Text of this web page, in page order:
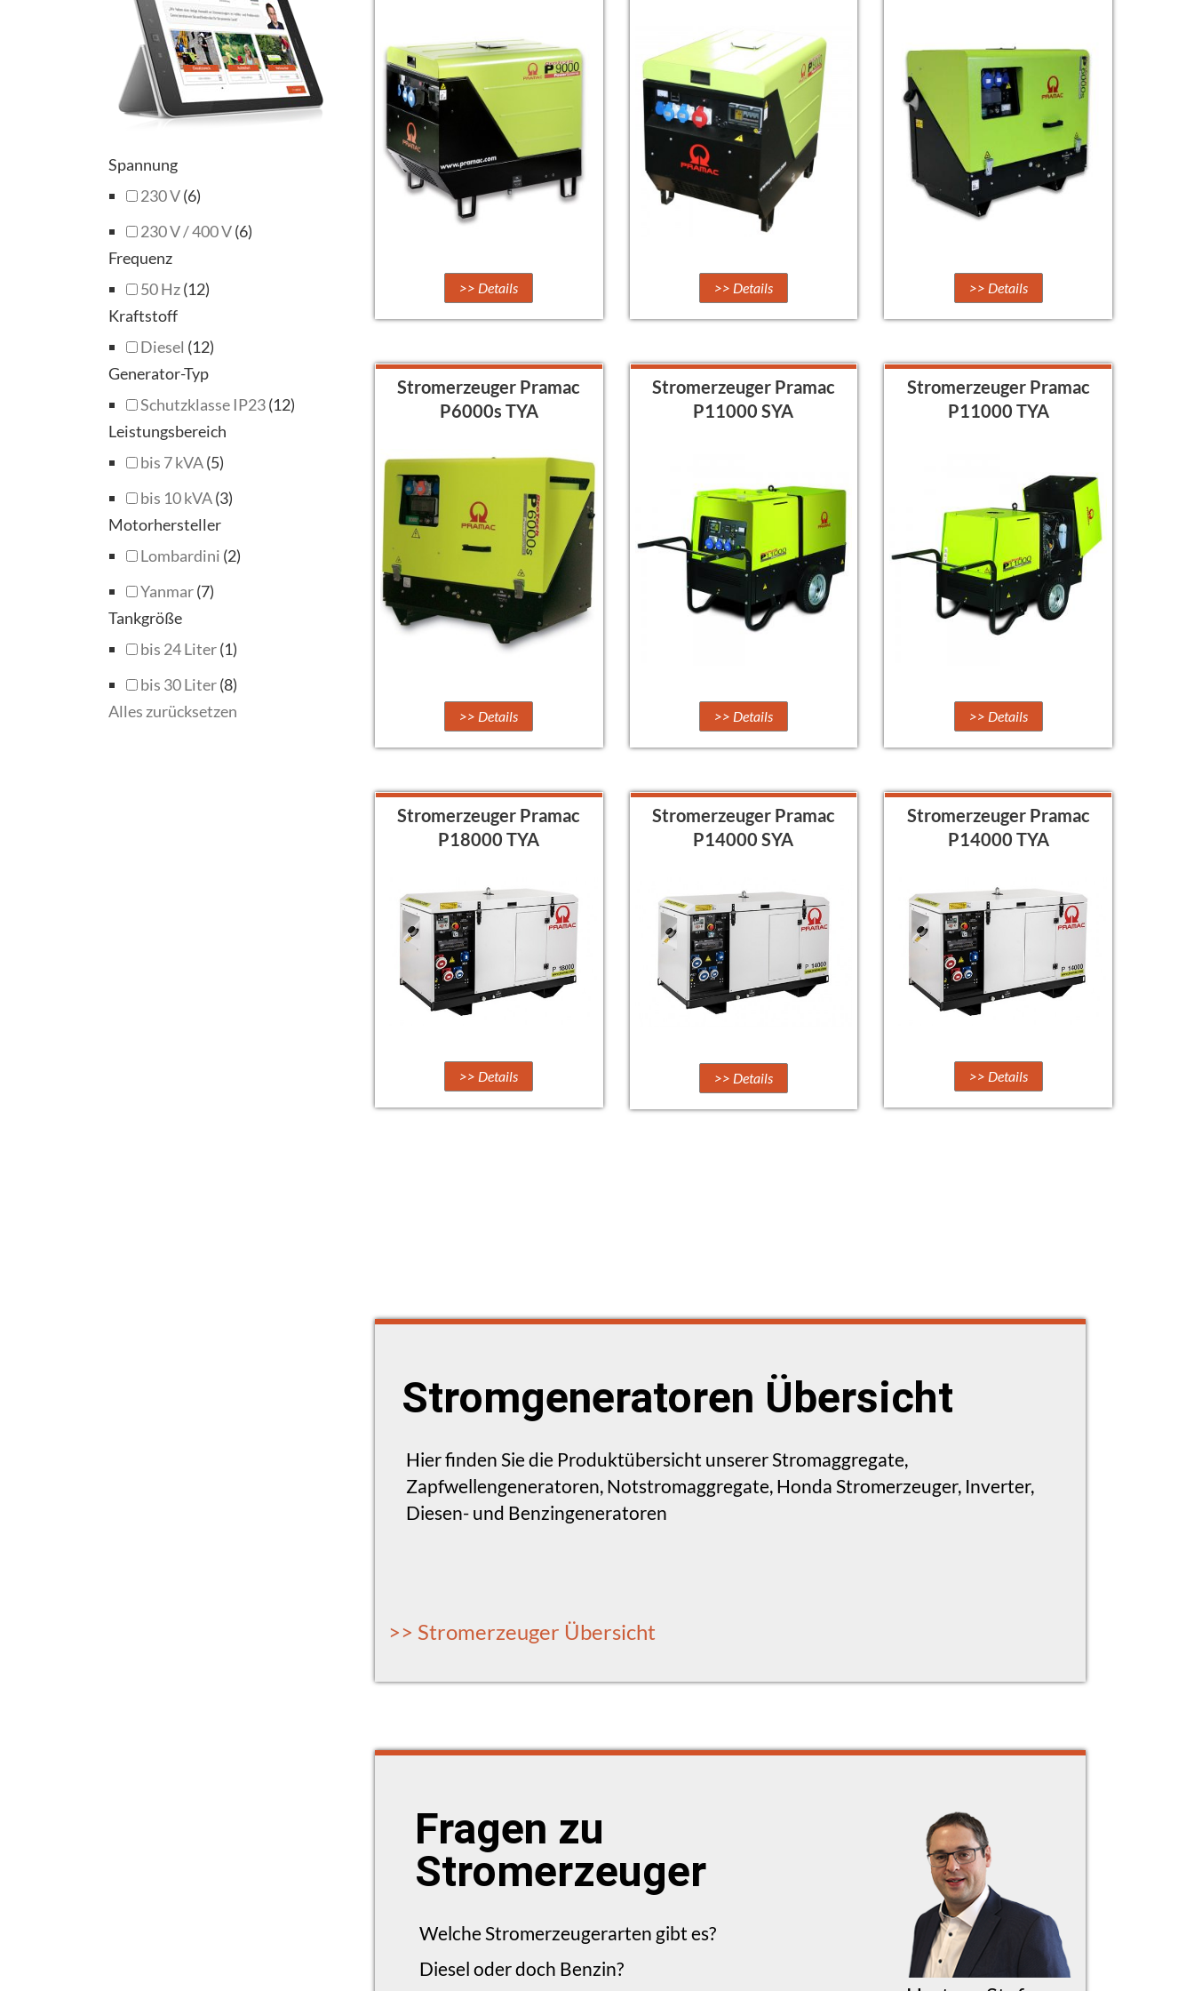
Pramac GSW Serie 60 - 3200 kVA
ohne Schallschutz
Stromerzeuger CGM
Spannung
230 V(6)
230 V / 400 V(6)
Frequenz
50 Hz(12)
Kraftstoff
Diesel (12)
Generator-Typ
Schutzklasse IP23(12)
Leistungsbereich
bis 7 kVA(5)
bis 10 kVA(3)
Motorhersteller
Lombardini (2)
Yanmar(7)
Tankgröße
bis 24 Liter(1)
bis 30 Liter(8)
Alles zurücksetzen
>> Details >> Details >> Details
Stromerzeuger Pramac
P6000s TYA
>> Details
Stromerzeuger Pramac
P11000 SYA
>> Details
Stromerzeuger Pramac
P11000 TYA
>> Details
Stromerzeuger Pramac
P18000 TYA
>> Details
Stromerzeuger Pramac
P14000 SYA
>> Details
Stromerzeuger Pramac
P14000 TYA
>> Details
Stromgeneratoren Übersicht
Hier finden Sie die Produktübersicht unserer Stromaggregate,
Zapfwellengeneratoren, Notstromaggregate, Honda Stromerzeuger, Inverter,
Diesen- und Benzingeneratoren
>> Stromerzeuger Übersicht
Fragen zu
Stromerzeuger
Welche Stromerzeugerarten gibt es?
Diesel oder doch Benzin?